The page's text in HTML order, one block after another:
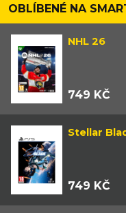
OBLÍBENÉ NA
NHL 26
749 KČ
Stellar
749 KČ